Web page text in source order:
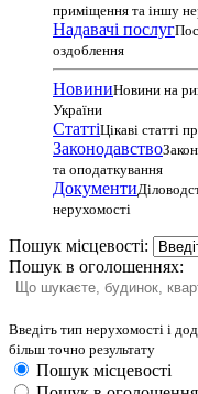
приміщення та іншу
Надавачі послуг
оздоблення
НовиниНовини на
України
СтаттіЦікаві статті
Законодавство
та оподаткування
Документи
нерухомості
Пошук місцевості:
Пошук в оголошеннях:
Введіть тип нерухомості і
більш точно результату
Пошук місцевості